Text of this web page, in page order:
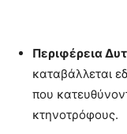
Περιφέρεια
καταβάλλεται
που
κτηνοτρόφους.